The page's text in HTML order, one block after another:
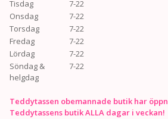
Tisdag
7-22
Onsdag
7-22
Torsdag
7-22
Fredag
7-22
Lördag
7-22
Söndag &
helgdag
7-22
Teddytassen obemannade butik har
Teddytassens butik ALLA dagar i veckan!